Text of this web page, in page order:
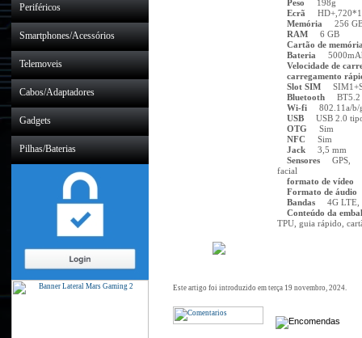
Periféricos
Smartphones/Acessórios
Telemoveis
Cabos/Adaptadores
Gadgets
Pilhas/Baterias
Peso
198g
Ecrã
Memória
256
RAM
6 GB
Cartão de
Bateria
Velocidade de
carregamento
Slot SIM
Bluetooth
BT5.2
Wi-fi
802.11a/b/
USB
USB 2.0
OTG
Sim
NFC
Sim
Jack
3,5 mm
Sensores
GPS,
facial
formato de vídeo
Formato de áudio
Bandas
4G
Conteúdo da
TPU, guia rápido,
Este artigo foi introduzido em terça 19 novembro, 2024.